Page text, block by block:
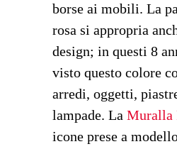
borse ai mobili. La
rosa si appropria
design; in questi 8
visto questo colore
arredi, oggetti,
lampade. La Muralla
icone prese a